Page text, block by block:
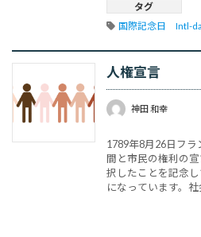
タグ
国際記念日　Intl-
人権宣言
神田 和幸
1789年8月26日フ
間と市民の権利の
択したことを記念
になっています。
間と市民の権利の
民主権・言論の自